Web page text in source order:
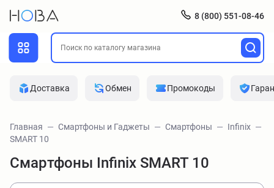
8 (800) 551-08-46
Доставка Обмен Промокоды
Главная Смартфоны и Гаджеты Смартфоны
Infinix
SMART 10
Смартфоны Infinix SMART 10